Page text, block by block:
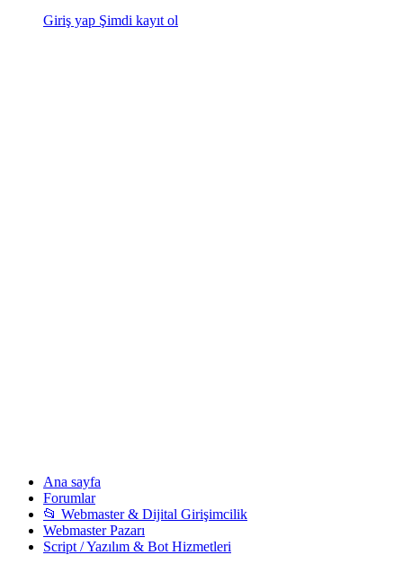
Giriş yap Şimdi kayıt ol
Ana sayfa
Forumlar
📂 Webmaster & Dijital Girişimcilik
Webmaster Pazarı
Script / Yazılım & Bot Hizmetleri